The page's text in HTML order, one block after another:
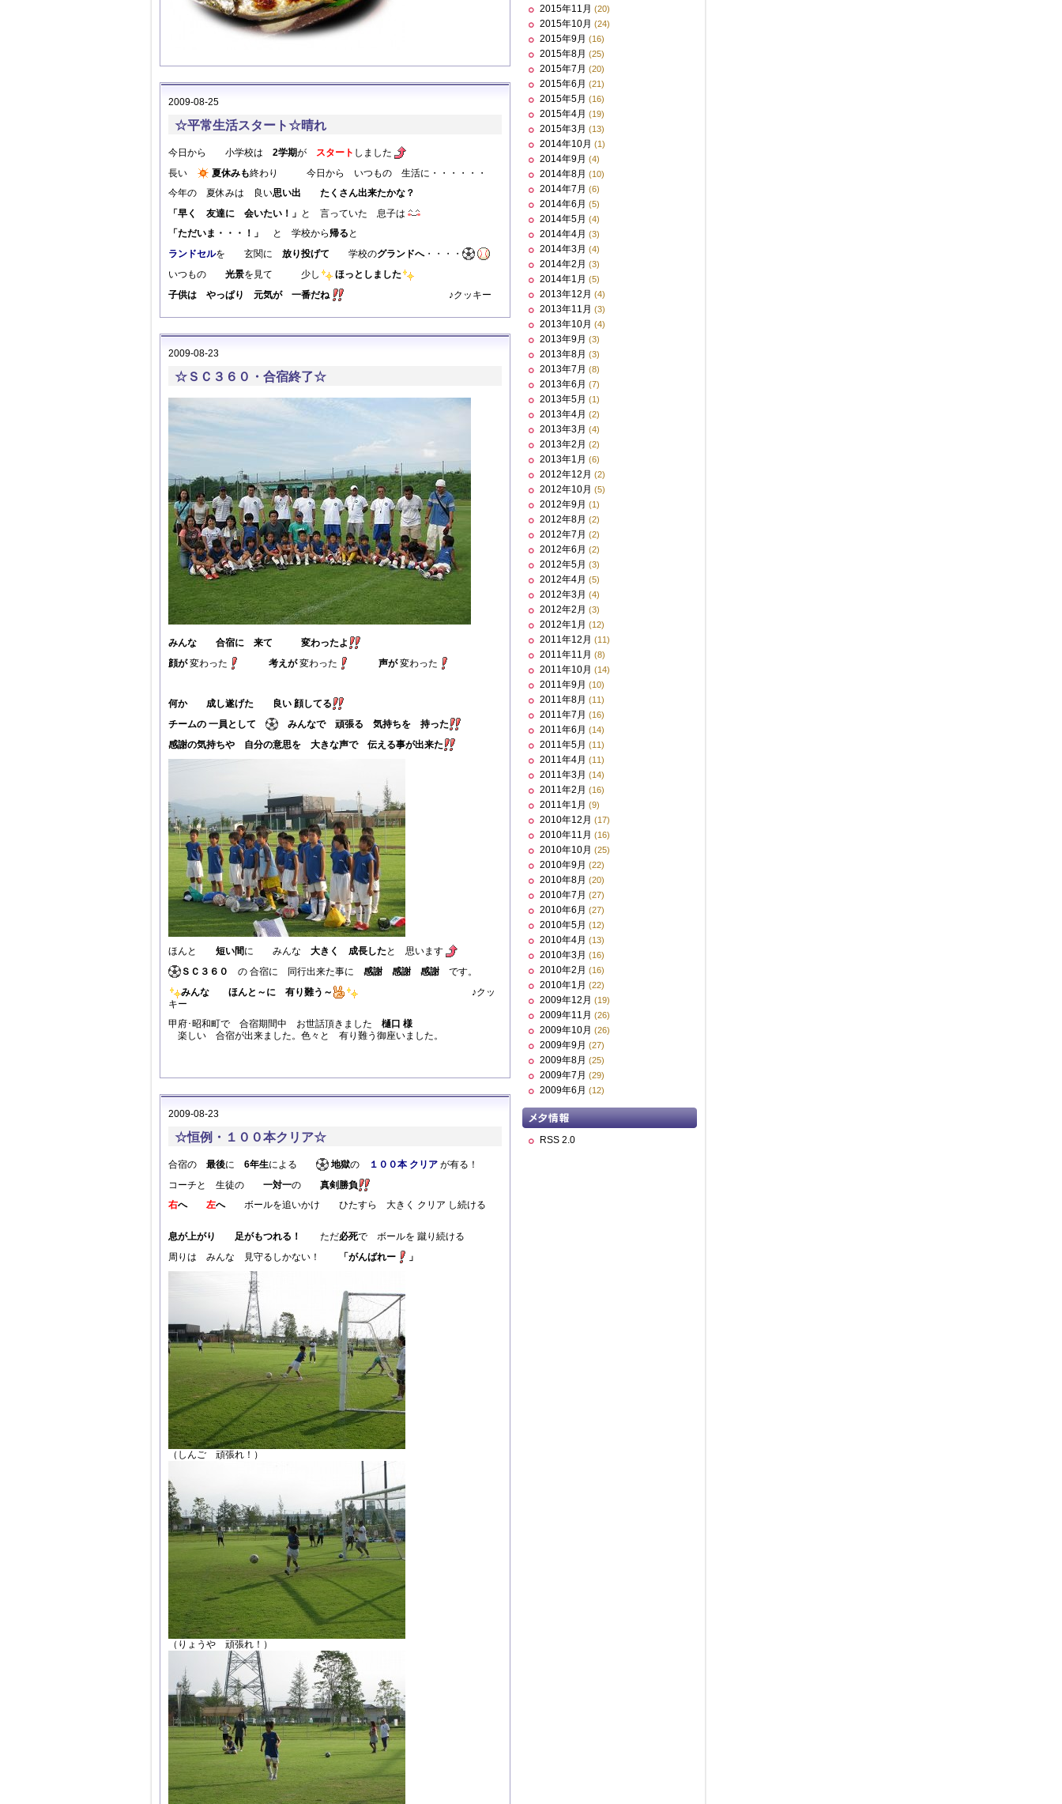
2009-08-25
☆平常生活スタート☆晴れ
今日から 小学校は 2学期が スタート しました
長い
夏休みも終わり 今日から いつもの 生活に・・・・・・
今年の 夏休みは 良い思い出
たくさん出来たかな？
「早く 友達に 会いたい！」 と 言っていた 息子は
「ただいま・・・！」
と 学校から帰る と
ランドセルを 玄関に 放り投げて 学校のグランドへ・・・・
いつもの 光景を見て 少し
ほっとしました
子供は やっぱり 元気が 一番だね
♪クッキー
2009-08-23
☆ＳＣ３６０・合宿終了☆
みんな 合宿に 来て 変わったよ
顔が変わった 考えが変わった 声が変わった
何か 成し遂げた 良い 顔してる
チームの 一員として
みんなで 頑張る 気持ちを 持った
感謝の気持ちや 自分の意思を 大きな声で 伝える事が出来た
ほんと 短い間に みんな 大きく 成長した と 思います
ＳＣ３６０
の 合宿に 同行出来た事に 感謝 感謝 感謝 です。
みんな ほんと～に 有り難う～
♪クッ
キー
甲府･昭和町で 合宿期間中 お世話頂きました 樋口 様
楽しい 合宿が出来ました。色々と 有り難う御座いました。
2009-08-23
☆恒例・１００本クリア☆
合宿の 最後に 6年生による 地獄の １００本 クリア が有る！
コーチと 生徒の 一対一の 真剣勝負
右へ 左へボールを追いかけ ひたすら 大きく クリア し続ける
息が上がり 足がもつれる！ ただ必死で ボールを 蹴り続ける
周りは みんな 見守るしかない！
「がんばれー 」
（しんご 頑張れ！）
（りょうや 頑張れ！）
2015年11月 (20)
2015年10月 (24)
2015年9月 (16)
2015年8月 (25)
2015年7月 (20)
2015年6月 (21)
2015年5月 (16)
2015年4月 (19)
2015年3月 (13)
2014年10月 (1)
2014年9月 (4)
2014年8月 (10)
2014年7月 (6)
2014年6月 (5)
2014年5月 (4)
2014年4月 (3)
2014年3月 (4)
2014年2月 (3)
2014年1月 (5)
2013年12月 (4)
2013年11月 (3)
2013年10月 (4)
2013年9月 (3)
2013年8月 (3)
2013年7月 (8)
2013年6月 (7)
2013年5月 (1)
2013年4月 (2)
2013年3月 (4)
2013年2月 (2)
2013年1月 (6)
2012年12月 (2)
2012年10月 (5)
2012年9月 (1)
2012年8月 (2)
2012年7月 (2)
2012年6月 (2)
2012年5月 (3)
2012年4月 (5)
2012年3月 (4)
2012年2月 (3)
2012年1月 (12)
2011年12月 (11)
2011年11月 (8)
2011年10月 (14)
2011年9月 (10)
2011年8月 (11)
2011年7月 (16)
2011年6月 (14)
2011年5月 (11)
2011年4月 (11)
2011年3月 (14)
2011年2月 (16)
2011年1月 (9)
2010年12月 (17)
2010年11月 (16)
2010年10月 (25)
2010年9月 (22)
2010年8月 (20)
2010年7月 (27)
2010年6月 (27)
2010年5月 (12)
2010年4月 (13)
2010年3月 (16)
2010年2月 (16)
2010年1月 (22)
2009年12月 (19)
2009年11月 (26)
2009年10月 (26)
2009年9月 (27)
2009年8月 (25)
2009年7月 (29)
2009年6月 (12)
RSS 2.0